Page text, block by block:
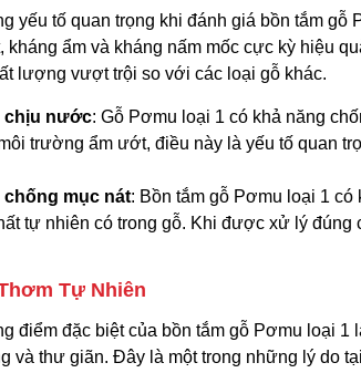
yếu tố quan trọng khi đánh giá bồn tắm gỗ
kháng ẩm và kháng nấm mốc cực kỳ hiệu
lượng vượt trội so với các loại gỗ khác.
chịu nước: Gỗ Pơmu loại 1 có khả năng
trường ẩm ướt, điều này là yếu tố quan
chống mục nát: Bồn tắm gỗ Pơmu loại 1 có
tự nhiên có trong gỗ. Khi được xử lý
Tự Nhiên
điểm đặc biệt của bồn tắm gỗ Pơmu loại 1
và thư giãn. Đây là một trong những lý do